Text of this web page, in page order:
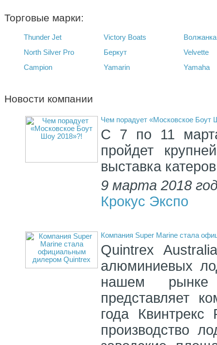
Торговые марки:
Thunder Jet Victory Boats
Волжанка
North Silver Pro
Беркут
Velvette
Campion
Yamarin Yamaha
Новости компании
Чем порадует «Московское Боут
С 7 по 11
пройдет
выставка
9 марта 2018
Крокус Экспо
Компания Super Marine стала
Quintrex
алюминиевых
нашем рынке
представляет
года Квинтрекс
производство